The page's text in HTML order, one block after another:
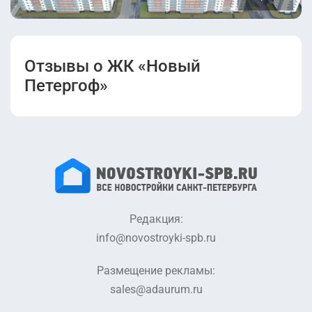
(Корпус 5.1,
Корпус 5.2,
Отзывы о ЖК «Новый
Петергоф»
Редакция:
info@novostroyki-spb.ru
Размещение рекламы:
sales@adaurum.ru